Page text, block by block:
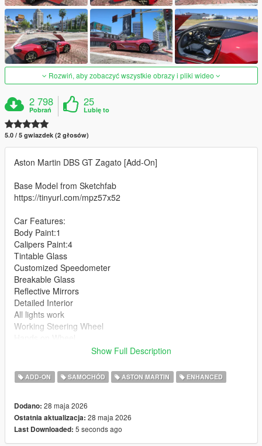
Rozwiń, aby zobaczyć wszystkie obrazy i pliki wideo
2 798
Pobrań
25
Lubię to
5.0 / 5 gwiazdek (2 głosów)
Aston Martin DBS GT Zagato [Add-On]
Base Model from Sketchfab
https://tinyurl.com/mpz57x52
Car Features:
Body Paint:1
Calipers Paint:4
Tintable Glass
Customized Speedometer
Breakable Glass
Reflective Mirrors
Detailed Interior
All lights work
Working Steering Wheel
zagato folder goes to:
dlclist.xml found at:
mods/update/update.rpf/common/data
Show Full Description
ADD-ON SAMOCHÓD ASTON MARTIN ENHANCED
Dodano: 28 maja 2026
Ostatnia aktualizacja: 28 maja 2026
Last Downloaded: 5 seconds ago